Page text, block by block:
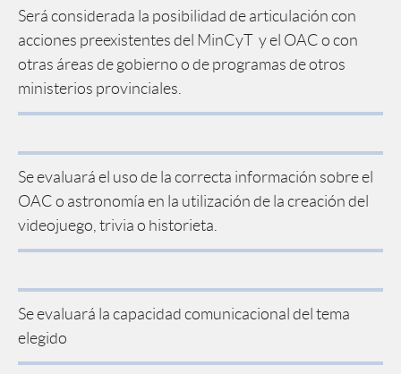
Será considerada la posibilidad de articulación con
acciones preexistentes del MinCyT y el OAC o con
otras áreas de gobierno o de programas de otros
ministerios provinciales.
Se evaluará el uso de la correcta información sobre el
OAC o astronomía en la utilización de la creación del
videojuego, trivia o historieta.
Se evaluará la capacidad comunicacional del tema
elegido